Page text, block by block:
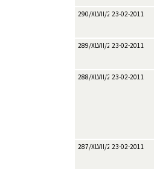
290/XLVII/201123-02-2011
289/XLVII/201123-02-2011
288/XLVII/201123-02-2011
287/XLVII/201123-02-2011